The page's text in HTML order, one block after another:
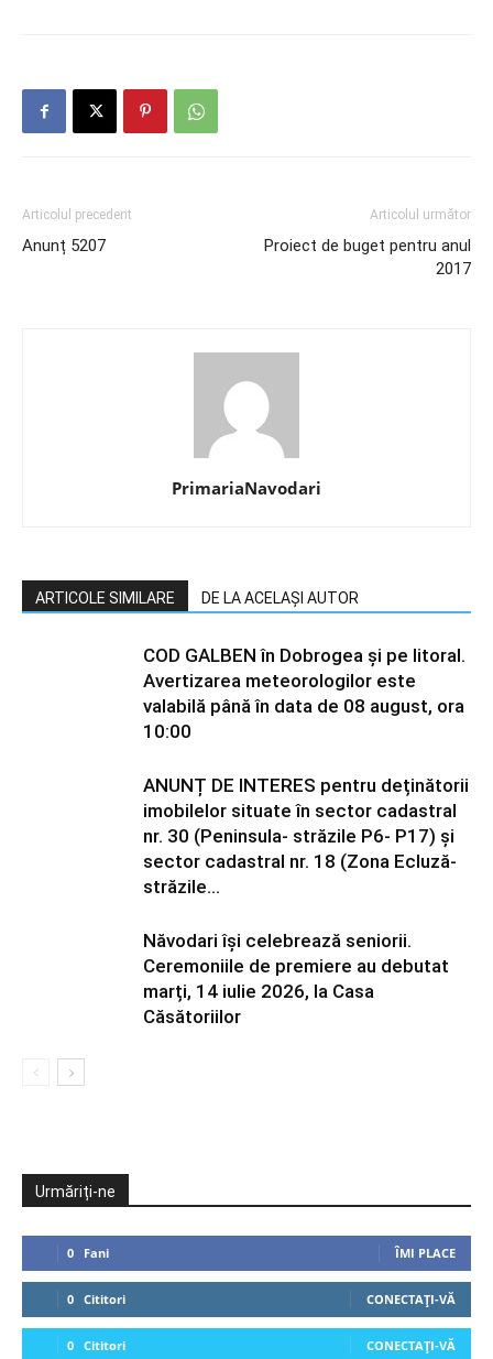
Articolul precedent
Anunț 5207
Articolul următor
Proiect de buget pentru anul
2017
PrimariaNavodari
ARTICOLE SIMILARE DE LA ACELAȘI AUTOR
COD GALBEN în Dobrogea și pe litoral.
Avertizarea meteorologilor este
valabilă până în data de 08 august, ora
10:00
ANUNȚ DE INTERES pentru deținătorii
imobilelor situate în sector cadastral
nr. 30 (Peninsula- străzile P6- P17) și
sector cadastral nr. 18 (Zona Ecluză-
străzile...
Năvodari își celebrează seniorii.
Ceremoniile de premiere au debutat
marți, 14 iulie 2026, la Casa
Căsătoriilor
Urmăriți-ne
0 Fani ÎMI PLACE
0 Cititori CONECTAȚI-VĂ
0 Cititori CONECTAȚI-VĂ